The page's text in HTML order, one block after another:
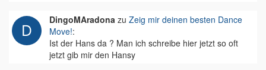
DingoMAradona zu Zeig mir deinen besten Dance
Move!:
Ist der Hans da ? Man ich schreibe hier jetzt so oft
jetzt gib mir den Hansy